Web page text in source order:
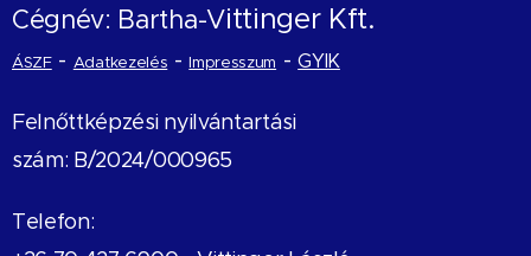
Cégnév: Bartha-Vittinger Kft.
ÁSZF- Adatkezelés -Impresszum -GYIK
Felnőttképzési nyilvántartási
szám: B/2024/000965
Telefon: